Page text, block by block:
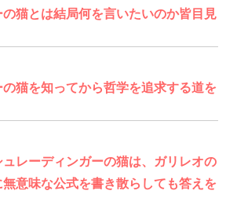
猫とは結局何を言いたいのか皆目見
猫を知ってから哲学を追求する道を
レーディンガーの猫は、ガリレオの
意味な公式を書き散らしても答えを